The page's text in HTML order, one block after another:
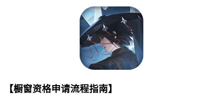
【橱窗资格申请流程指南】